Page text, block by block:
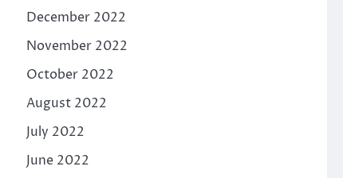
December 2022
November 2022
October 2022
August 2022
July 2022
June 2022